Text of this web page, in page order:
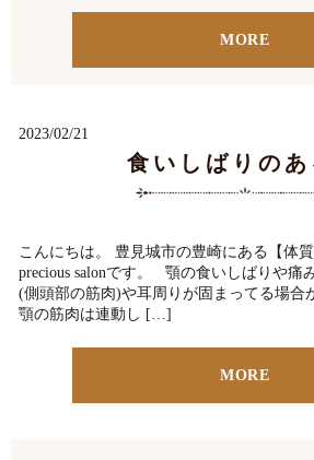
MORE
2023/02/21
食いしばりのあ
こんにちは。 豊見城市の豊崎にある【体質
precious salonです。 顎の食いしばりや痛
(側頭部の筋肉)や耳周りが固まってる場合
顎の筋肉は連動し […]
MORE